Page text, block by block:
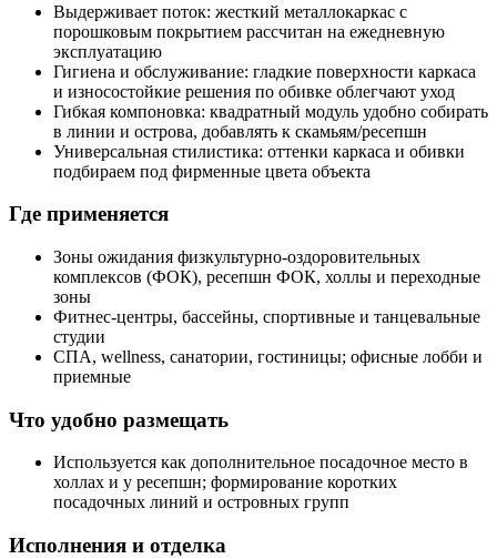
Выдерживает поток: жесткий металлокаркас с
порошковым покрытием рассчитан на ежедневную
эксплуатацию
Гигиена и обслуживание: гладкие поверхности каркаса
и износостойкие решения по обивке облегчают уход
Гибкая компоновка: квадратный модуль удобно собирать
в линии и острова, добавлять к скамьям/ресепшн
Универсальная стилистика: оттенки каркаса и обивки
подбираем под фирменные цвета объекта
Где применяется
Зоны ожидания физкультурно‑оздоровительных
комплексов (ФОК), ресепшн ФОК, холлы и переходные
зоны
Фитнес‑центры, бассейны, спортивные и танцевальные
студии
СПА, wellness, санатории, гостиницы; офисные лобби и
приемные
Что удобно размещать
Используется как дополнительное посадочное место в
холлах и у ресепшн; формирование коротких
посадочных линий и островных групп
Исполнения и отделка